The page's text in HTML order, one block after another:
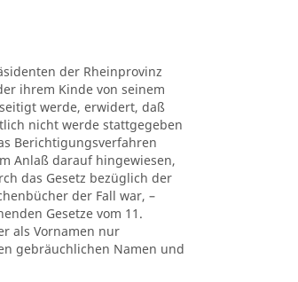
der Rheinprovinz
ihrem Kinde von seinem
werde, erwidert, daß
nicht werde stattgegeben
Berichtigungsverfahren
Anlaß darauf hingewiesen,
das Gesetz bezüglich der
der Fall war, –
Gesetze vom 11.
als Vornamen nur
gebräuchlichen Namen und